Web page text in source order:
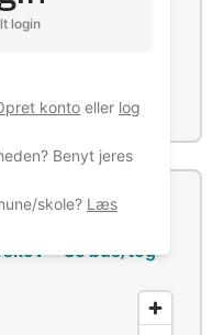
login
konto eller log
Benyt jeres
skole? Læs
– Se bus/tog